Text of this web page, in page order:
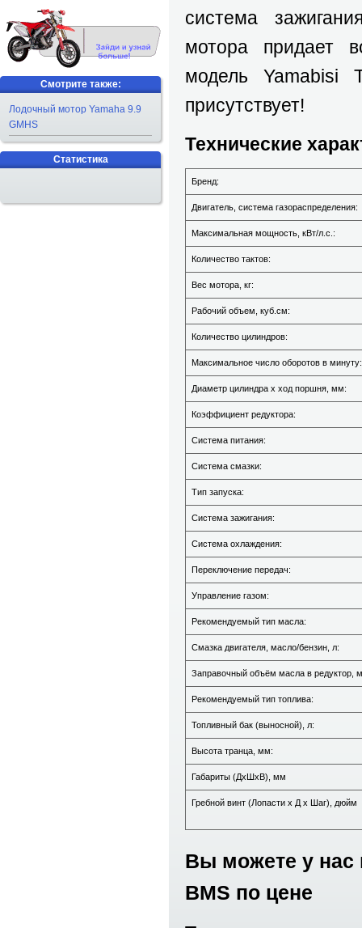
система
мотора придает
модель
присутствует!
Технические
Бренд:
Двигатель, система газораспределения:
Максимальная мощность, кВт/л.с.:
Количество тактов:
Вес мотора, кг:
Рабочий объем, куб.см:
Количество цилиндров:
Максимальное число оборотов в минуту:
Диаметр цилиндра х ход поршня, мм:
Коэффициент редуктора:
Система питания:
Система смазки:
Тип запуска:
Система зажигания:
Система охлаждения:
Переключение передач:
Управление газом:
Рекомендуемый тип масла:
Смазка двигателя, масло/бензин, л:
Заправочный объём масла в редуктор,
Рекомендуемый тип топлива:
Топливный бак (выносной), л:
Высота транца, мм:
Габариты (ДхШхВ), мм
Гребной винт (Лопасти х Д х Шаг), дюйм
Вы можете у нас
BMS по цене
Смотрите также:
Лодочный мотор Yamaha 9.9
GMHS
Статистика